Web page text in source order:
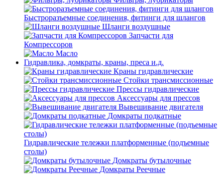
Быстроразъемные соединения, фитинги для шлангов
Шланги воздушные
Запчасти для
Компрессоров
Масло
Гидравлика, домкраты, краны, преса и.д.
Краны гидравлические
Стойки трансмиссионные
Прессы гидравлические
Аксессуары для прессов
Вывешивание двигателя
Домкраты подкатные
Гидравлические тележки платформенные (подъемные
столы)
Домкраты бутылочные
Домкраты Реечные